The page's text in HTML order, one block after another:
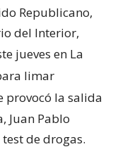
Republicano,
del Interior,
jueves en La
limar
provocó la salida
Juan Pablo
de drogas.